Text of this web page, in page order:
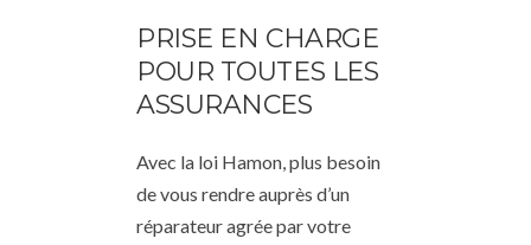
PRISE EN CHARGE
POUR TOUTES LES
ASSURANCES
Avec la loi Hamon, plus besoin
de vous rendre auprès d’un
réparateur agrée par votre